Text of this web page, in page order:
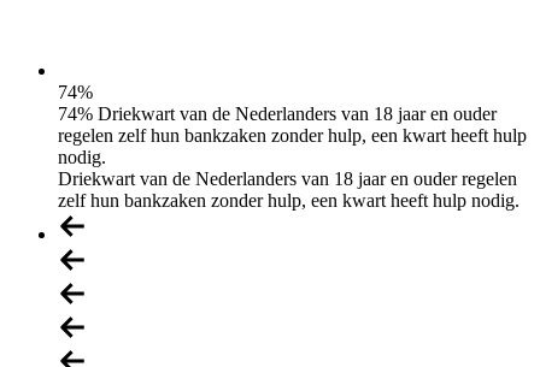
74%
74% Driekwart van de Nederlanders van 18 jaar en ouder
regelen zelf hun bankzaken zonder hulp, een kwart heeft hulp
nodig.
Driekwart van de Nederlanders van 18 jaar en ouder regelen
zelf hun bankzaken zonder hulp, een kwart heeft hulp nodig.